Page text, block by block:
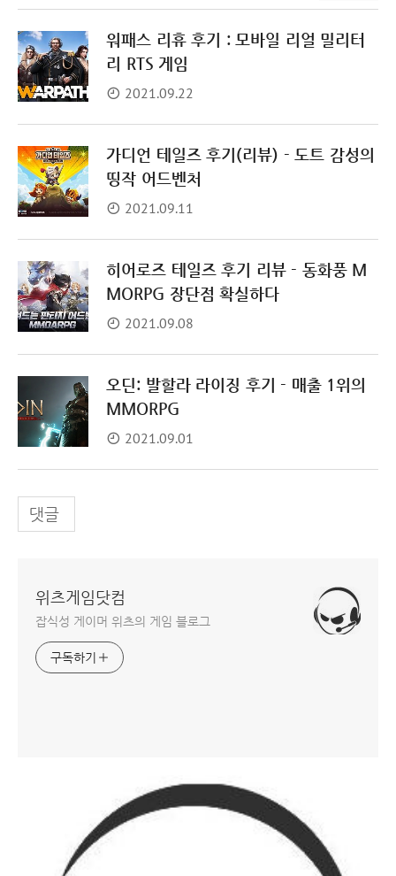
워패스 리휴 후기 : 모바일 리얼 밀리터
리 RTS 게임
2021.09.22
가디언 테일즈 후기(리뷰) - 도트 감성의
띵작 어드벤처
2021.09.11
히어로즈 테일즈 후기 리뷰 - 동화풍 M
MORPG 장단점 확실하다
2021.09.08
오딘: 발할라 라이징 후기 - 매출 1위의
MMORPG
2021.09.01
댓글
위츠게임닷컴
잡식성 게이머 위츠의 게임 블로그
구독하기